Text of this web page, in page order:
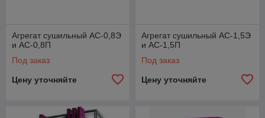
Агрегат сушильный АС-0,8Э
и АС-0,8П
Под заказ
Цену уточняйте
Агрегат сушильный АС-1,5Э
и АС-1,5П
Под заказ
Цену уточняйте